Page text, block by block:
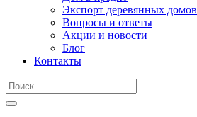
Экспорт деревянных домов
Вопросы и ответы
Акции и новости
Блог
Контакты